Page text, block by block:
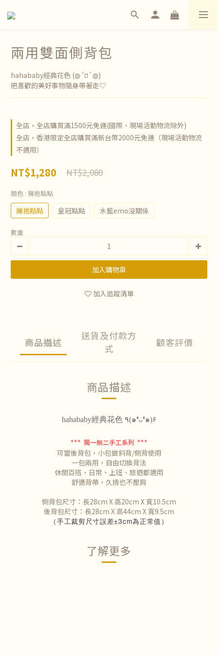
兩用雙面側背包
hahababy經典花色 (◍´ꇴ`◍)
把喜歡的美好事物隨身帶著走♡
全店，全店購買滿1500元免運(國際、現場活動物流除外)
全店，香港限定全店購買滿新台幣2000元免運（現場活動物流
不適用）
NT$1,280 NT$2,080
顏色 : 擁抱點點
擁抱點點 皇冠點點 水藍emo沒關係
數量
加入購物車
加入追蹤清單
商品描述
送貨及付款方
式
顧客評價
商品描述
hahababy經典花色 ٩(๑❛ᴗ❛๑)۶
*** 獨一無二手工系列 ***
可當後背包，小包做斜背/側背使用
一包兩用，自由切換背法
休閒百搭，日常、上班、旅遊都適用
舒適背帶，久揹也不壓肩
側背包尺寸：長28cm X 高20cm X 寬10.5cm
後背包尺寸：長28cm X 高44cm X 寬9.5cm
（手工裁剪尺寸誤差±3cm為正常值）
了解更多